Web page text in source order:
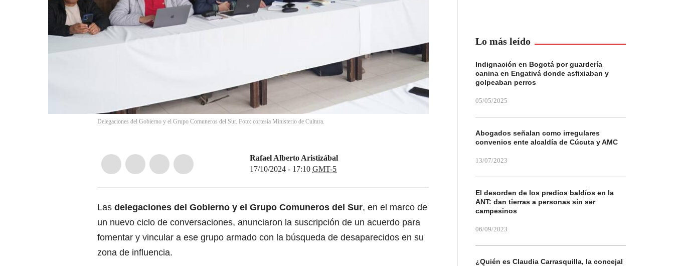
Delegaciones del Gobierno y el Grupo Comuneros del Sur. Foto: cortesía Ministerio de Cultura.
Rafael Alberto Aristizábal
17/10/2024 - 17:10 GMT-5
Las delegaciones del Gobierno y el Grupo Comuneros del Sur, en el marco de
un nuevo ciclo de conversaciones, anunciaron la suscripción de un acuerdo para
fomentar y vincular a ese grupo armado con la búsqueda de desaparecidos en su
zona de influencia.
Lo más leído
Indignación en Bogotá por guardería
canina en Engativá donde asfixiaban y
golpeaban perros
05/05/2025
Abogados señalan como irregulares
convenios ente alcaldía de Cúcuta y AMC
13/07/2023
El desorden de los predios baldíos en la
ANT: dan tierras a personas sin ser
campesinos
06/09/2023
¿Quién es Claudia Carrasquilla, la concejal